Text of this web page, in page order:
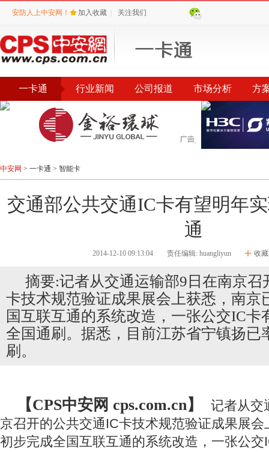
安防人上中安网！ 加入收藏 关注我们
一卡通 行业新闻 公司报道 市场分析 方
中安网 > 一卡通 > 智能卡
交通部公共交通IC卡有望明年
通
2014-12-10 09:13:04 责任编辑: huangliyun 收
摘要:记者从交通运输部9日在南京召
卡技术规范验证成果展会上获悉，南京
国互联互通的系统改造，一张公交IC卡
全国通刷。据悉，目前江苏省宁镇扬已
刷。
【CPS中安网 cps.com.cn】
记者从交
京召开的公共交通IC卡技术规范验证成果展
初步完成全国互联互通的系统改造，一张公